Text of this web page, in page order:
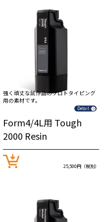
強く頑丈な試作品のプロトタイピング
用の素材です。
Detail
Form4/4L用 Tough
2000 Resin
25,500円（税別）